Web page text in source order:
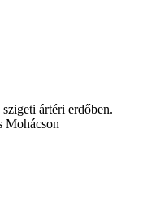
ártéri erdőben.
Mohácson